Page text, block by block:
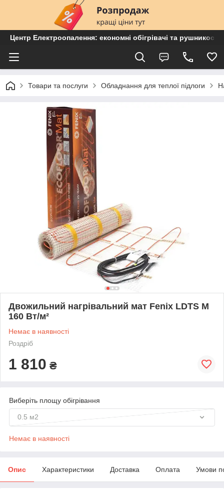
Центр Електроопалення: економні обігрівачі та
Товари та послуги Обладнання для теплої підлоги
Двожильний нагрівальний мат Fenix LDTS M
160 Вт/м²
Немає в наявності
Роздріб
1 810 ₴
Виберіть площу обігрівання
0.5 м2
Немає в наявності
Опис Характеристики Доставка Оплата Умови